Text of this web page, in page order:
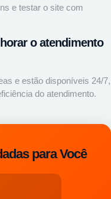
e testar o site com
o atendimento
e estão disponíveis 24/7,
do atendimento.
para Você